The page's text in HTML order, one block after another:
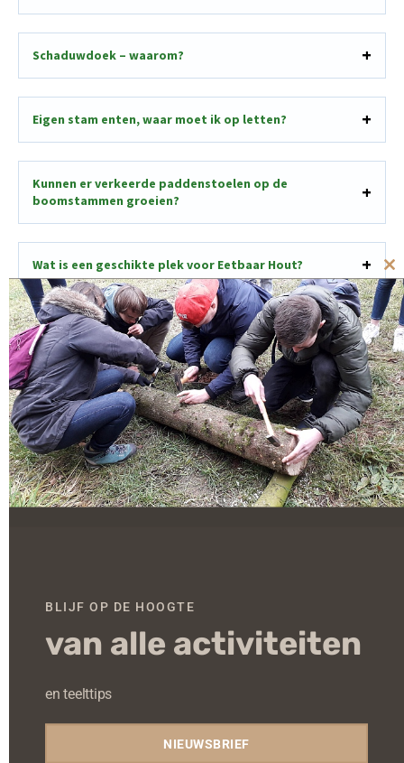
Schaduwdoek – waarom?
Eigen stam enten, waar moet ik op letten?
Kunnen er verkeerde paddenstoelen op de
boomstammen groeien?
Wat is een geschikte plek voor Eetbaar Hout?
Wel of niet dompelen?
Anti-slak maatregelen?
Wanneer oogsten?
Wat is de optimale vochtigheid?
BLIJF OP DE HOOGTE
van alle activiteiten
en teelttips
NIEUWSBRIEF